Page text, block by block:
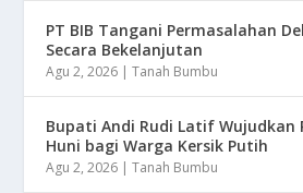
PT BIB Tangani Permasalahan
Secara Bekelanjutan
Agu 2, 2026 |Tanah Bumbu
Bupati Andi Rudi Latif Wujudkan
Huni bagi Warga Kersik Putih
Agu 2, 2026 |Tanah Bumbu